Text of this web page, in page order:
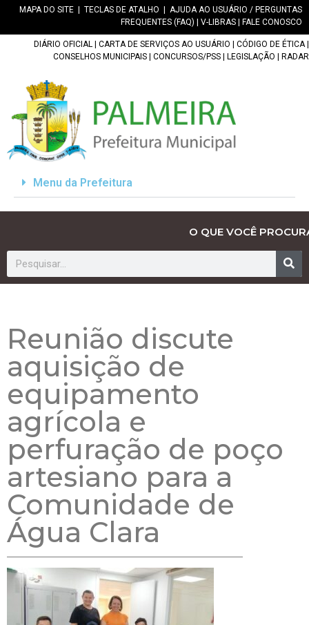
MAPA DO SITE TECLAS DE ATALHO
AJUDA AO USUÁRIO / PERGUNTAS
FREQUENTES (FAQ)
V-LIBRAS FALE CONOSCO
DIÁRIO OFICIAL CARTA DE SERVIÇOS AO USUÁRIO CÓDIGO DE ÉTICA|
CONSELHOS MUNICIPAIS
CONCURSOS/PSS LEGISLAÇÃO RADAR
Menu da Prefeitura
O QUE VOCÊ
Reunião discute
aquisição de
equipamento
agrícola e
perfuração de poço
artesiano para a
Comunidade de
Água Clara